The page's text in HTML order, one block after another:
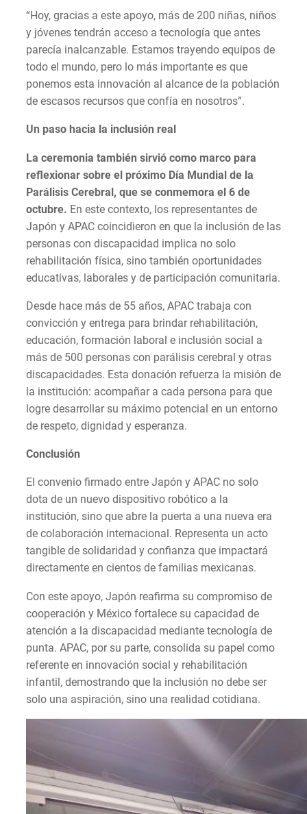
“Hoy, gracias a este apoyo, más de 200 niñas, niños
y jóvenes tendrán acceso a tecnología que antes
parecía inalcanzable. Estamos trayendo equipos de
todo el mundo, pero lo más importante es que
ponemos esta innovación al alcance de la población
de escasos recursos que confía en nosotros”.
Un paso hacia la inclusión real
La ceremonia también sirvió como marco para
reflexionar sobre el próximo Día Mundial de la
Parálisis Cerebral, que se conmemora el 6 de
octubre. En este contexto, los representantes de
Japón y APAC coincidieron en que la inclusión de las
personas con discapacidad implica no solo
rehabilitación física, sino también oportunidades
educativas, laborales y de participación comunitaria.
Desde hace más de 55 años, APAC trabaja con
convicción y entrega para brindar rehabilitación,
educación, formación laboral e inclusión social a
más de 500 personas con parálisis cerebral y otras
discapacidades. Esta donación refuerza la misión de
la institución: acompañar a cada persona para que
logre desarrollar su máximo potencial en un entorno
de respeto, dignidad y esperanza.
Conclusión
El convenio firmado entre Japón y APAC no solo
dota de un nuevo dispositivo robótico a la
institución, sino que abre la puerta a una nueva era
de colaboración internacional. Representa un acto
tangible de solidaridad y confianza que impactará
directamente en cientos de familias mexicanas.
Con este apoyo, Japón reafirma su compromiso de
cooperación y México fortalece su capacidad de
atención a la discapacidad mediante tecnología de
punta. APAC, por su parte, consolida su papel como
referente en innovación social y rehabilitación
infantil, demostrando que la inclusión no debe ser
solo una aspiración, sino una realidad cotidiana.